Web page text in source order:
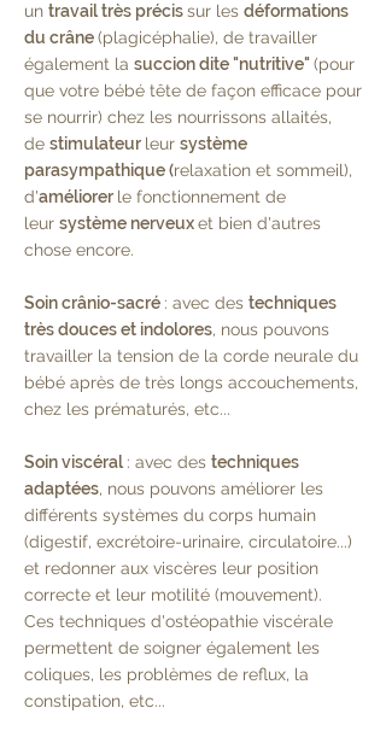
un travail très précissur les déformations
du crâne(plagicéphalie), de travailler
également la succion dite "nutritive" (pour
que votre bébé tête de façon efficace pour
se nourrir) chez les nourrissons allaités,
de stimulateur leur système
parasympathique (relaxation et sommeil),
d'améliorer le fonctionnement de
leur système nerveuxet bien d'autres
chose encore.
Soin crânio-sacré : avec des techniques
très douces et indolores, nous pouvons
travailler la tension de la corde neurale du
bébé après de très longs accouchements,
chez les prématurés, etc...
Soin viscéral : avec des techniques
adaptées, nous pouvons améliorer les
différents systèmes du corps humain
(digestif, excrétoire-urinaire, circulatoire...)
et redonner aux viscères leur position
correcte et leur motilité (mouvement).
Ces techniques d'ostéopathie viscérale
permettent de soigner également les
coliques, les problèmes de reflux, la
constipation, etc...